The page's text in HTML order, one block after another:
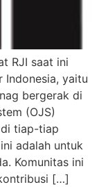
RJI saat ini
Indonesia, yaitu
bergerak di
(OJS)
di tiap-tiap
adalah untuk
Komunitas ini
[…]